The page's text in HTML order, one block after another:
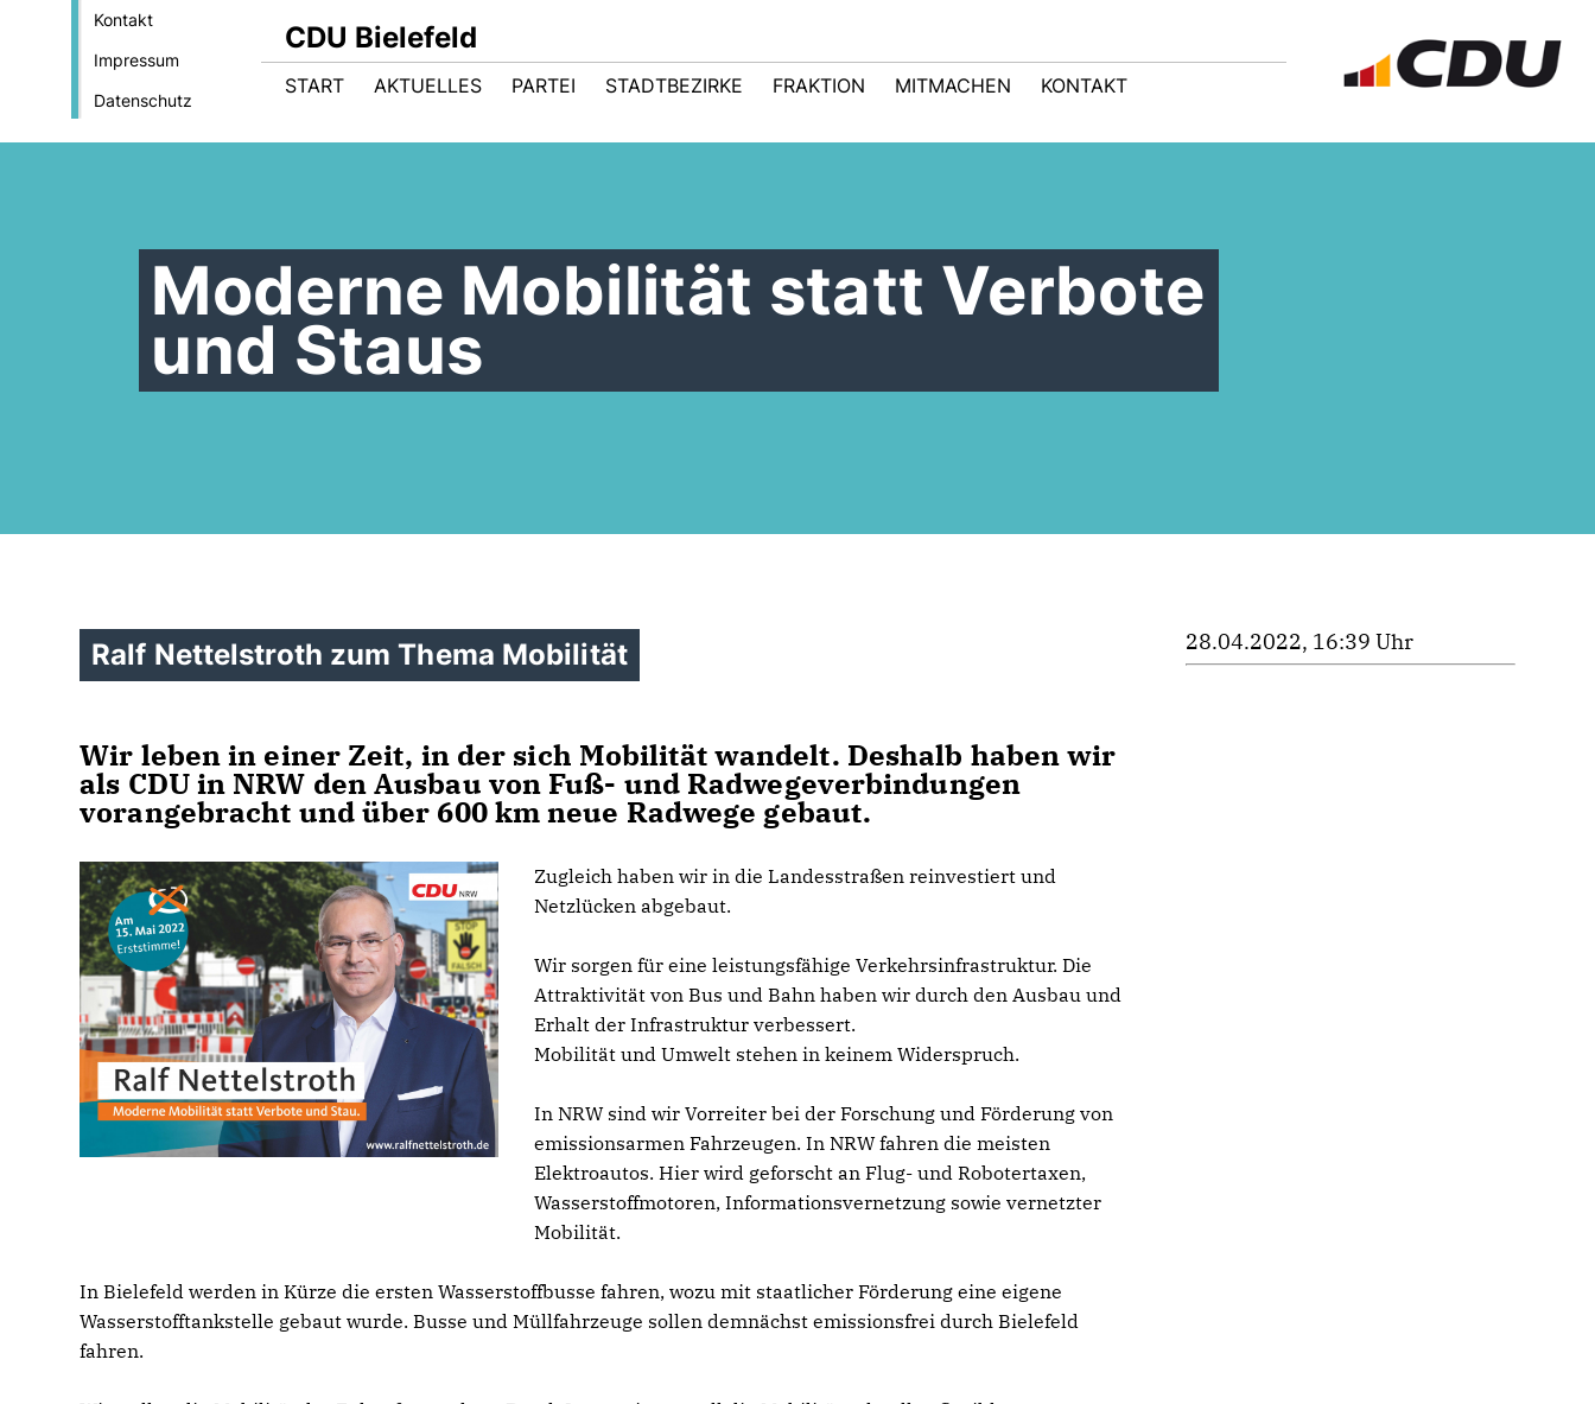
Kontakt
Impressum
Datenschutz
CDU Bielefeld
START AKTUELLES PARTEI STADTBEZIRKE FRAKTION MITMACHEN KONTAKT
Moderne Mobilität statt Verbote
und Staus
Ralf Nettelstroth zum Thema Mobilität
Wir leben in einer Zeit, in der sich Mobilität wandelt. Deshalb haben wir
als CDU in NRW den Ausbau von Fuß- und Radwegeverbindungen
vorangebracht und über 600 km neue Radwege gebaut.
Zugleich haben wir in die Landesstraßen reinvestiert und
Netzlücken abgebaut.
Wir sorgen für eine leistungsfähige Verkehrsinfrastruktur. Die
Attraktivität von Bus und Bahn haben wir durch den Ausbau und
Erhalt der Infrastruktur verbessert.
Mobilität und Umwelt stehen in keinem Widerspruch.
In NRW sind wir Vorreiter bei der Forschung und Förderung von
emissionsarmen Fahrzeugen. In NRW fahren die meisten
Elektroautos. Hier wird geforscht an Flug- und Robotertaxen,
Wasserstoffmotoren, Informationsvernetzung sowie vernetzter
Mobilität.
In Bielefeld werden in Kürze die ersten Wasserstoffbusse fahren, wozu mit staatlicher Förderung eine eigene
Wasserstofftankstelle gebaut wurde. Busse und Müllfahrzeuge sollen demnächst emissionsfrei durch Bielefeld
fahren.
28.04.2022, 16:39 Uhr